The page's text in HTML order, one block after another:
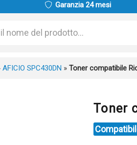
Garanzia 24 mesi
AFICIO SPC430DN » Toner compatibile
Toner